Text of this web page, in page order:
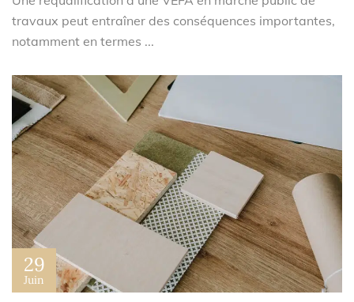
travaux peut entraîner des conséquences importantes,
notamment en termes ...
29
Juin